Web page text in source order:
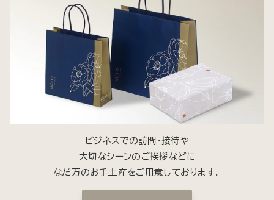
ビジネスでの訪問・接待や
大切なシーンのご挨拶などに
なだ万のお手土産をご用意しております。